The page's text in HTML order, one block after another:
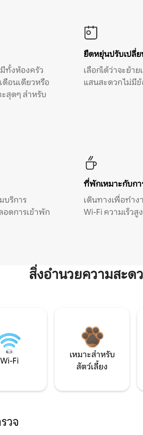
ทั้งห้องครัว
อนเดียวหรือ
ะสุดๆ สำหรับ
ยืดหยุ่นปรับเปลี่ย
เลือกได้ว่าจะย้า
แสนสะดวก ไม่มี
บริการ
ดการเข้าพัก
ที่พักเหมาะกับก
เดินทางเพื่อทำง
Wi-Fi ความเร็ว
สิ่งอำนวยความสะ
Wi-Fi
เหมาะสำหรับ
สัตว์เลี้ยง
วจ